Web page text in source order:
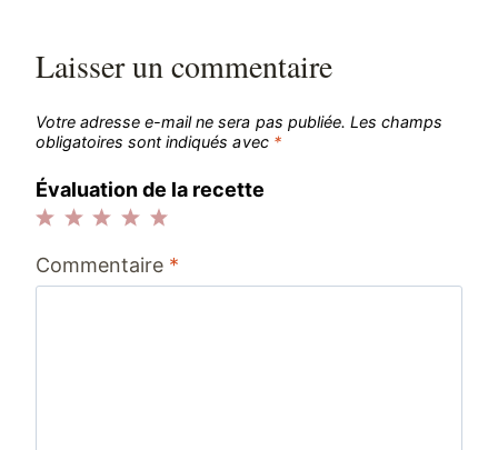
Laisser un commentaire
Votre adresse e-mail ne sera pas publiée. Les champs
obligatoires sont indiqués avec *
Évaluation de la recette
étoiles
étoiles
étoiles
étoiles
étoile
Commentaire *